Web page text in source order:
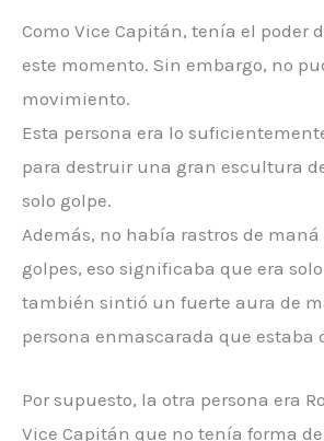
Como Vice Capitán, tenía el poder
este momento. Sin embargo, no
movimiento.
Esta persona era lo
para destruir una gran escultura
solo golpe.
Además, no había rastros de maná
golpes, eso significaba que era
también sintió un fuerte aura de
persona enmascarada que estaba
Por supuesto, la otra persona era
Vice Capitán que no tenía forma